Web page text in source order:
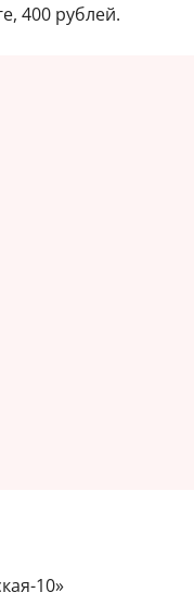
400 рублей.
10»